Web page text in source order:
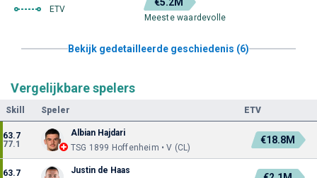
ETV
Meeste waardevolle
Bekijk gedetailleerde geschiedenis (6)
Vergelijkbare spelers
Skill Speler ETV
63.7
77.1
Albian Hajdari
TSG 1899 Hoffenheim • V (CL)
€18.8M
63.7
Justin de Haas